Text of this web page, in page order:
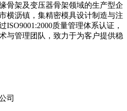
骨架及变压器骨架领域的生产型企
横沥镇，集精密模具设计制造与注
ISO9001:2000质量管理体系认证，
与管理团队，致力于为客户提供稳
司